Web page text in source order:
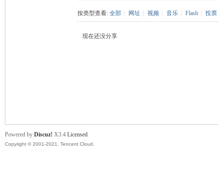
按类型查看: 全部 网址 视频 音乐 Flash 投票
现在还没分享
Powered by Discuz! X3.4 Licensed
Copyright © 2001-2021, Tencent Cloud.